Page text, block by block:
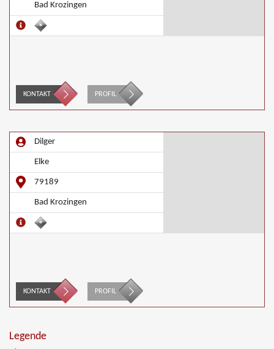
Bad Krozingen
KONTAKT PROFIL
Dilger
Elke
79189
Bad Krozingen
KONTAKT PROFIL
Legende